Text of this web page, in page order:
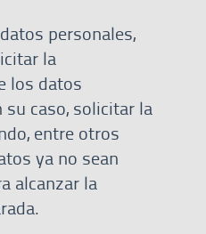
personales,
la
los datos
su caso, solicitar la
entre otros
ya no sean
alcanzar la